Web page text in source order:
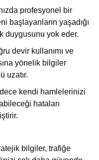
profesyonel bir
başlayanların yaşadığı
duygusunu yok eder.
devir kullanımı ve
yönelik bilgiler
uzatır.
kendi hamlelerinizi
hataları
bilgiler, trafiğe